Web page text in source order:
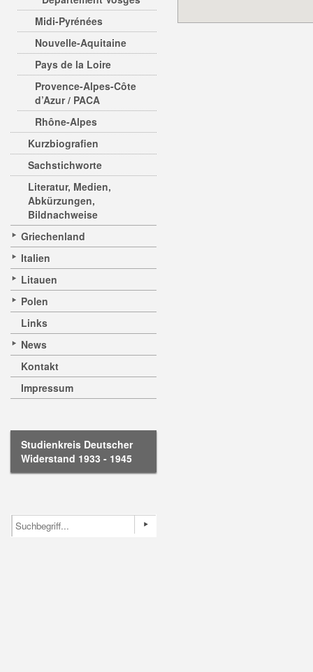
Midi-Pyrénées
Nouvelle-Aquitaine
Pays de la Loire
Provence-Alpes-Côte
d’Azur / PACA
Rhône-Alpes
Kurzbiografien
Sachstichworte
Literatur, Medien,
Abkürzungen,
Bildnachweise
Griechenland
Italien
Litauen
Polen
Links
News
Kontakt
Impressum
Studienkreis Deutscher
Widerstand 1933 - 1945